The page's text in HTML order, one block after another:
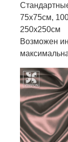
75х75см,
250х250см
Возможен